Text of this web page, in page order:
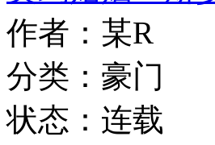
作者：某R
分类：豪门
状态：连载